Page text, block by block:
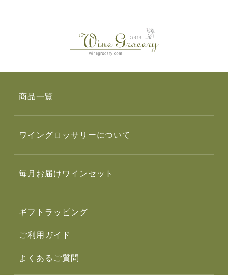
商品一覧
ワイングロッサリーについて
毎月お届けワインセット
ギフトラッピング
ご利用ガイド
よくあるご質問